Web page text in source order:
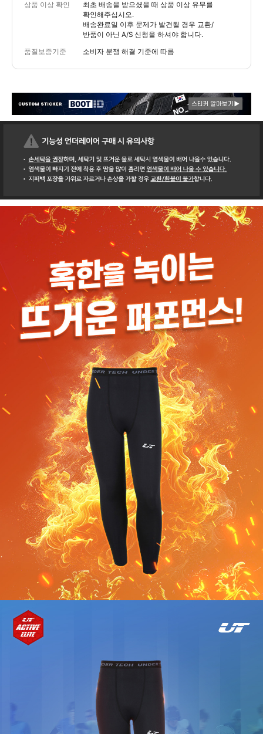
상품 이상 확인
최초 배송을 받으셨을 때 상품 이상 유무를
확인해주십시오.
배송완료일 이후 문제가 발견될 경우 교환/
반품이 아닌 A/S 신청을 하셔야 합니다.
품질보증기준 소비자 분쟁 해결 기준에 따름